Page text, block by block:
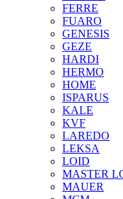
FERRE
FUARO
GENESIS
GEZE
HARDI
HERMO
HOMЕ
ISPARUS
KALE
KVF
LAREDO
LEKSA
LOID
MASTER
MAUER